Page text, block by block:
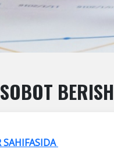
BERISH